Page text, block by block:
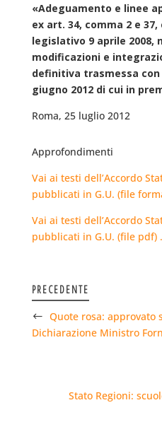
«Adeguamento e linee
ex art. 34, comma 2 e
legislativo 9 aprile 2008,
modificazioni e
definitiva trasmessa
giugno 2012 di cui in
Roma, 25 luglio 2012
Approfondimenti
Vai ai testi dell’Accordo
pubblicati in G.U. (file
Vai ai testi dell’Accordo
pubblicati in G.U. (file pdf)
PRECEDENTE
Quote rosa: approvato
Dichiarazione Ministro
Stato Regioni: